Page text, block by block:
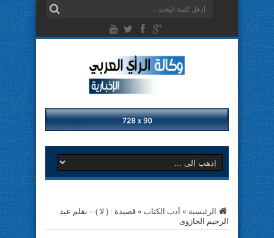
الرئيسية » أدب الكتاب » قصيدة : ( لا ) – بقلم عبد
الرحيم الجازوى